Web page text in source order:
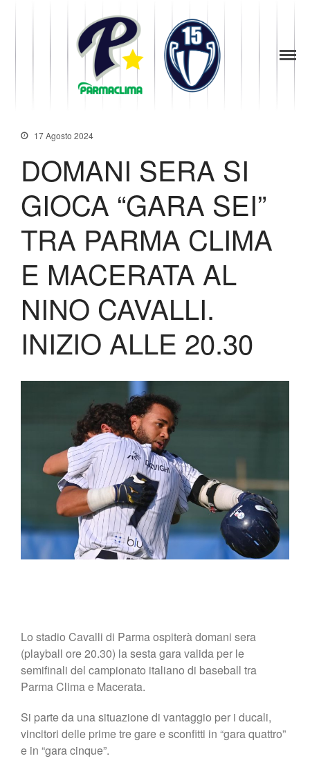
News
Storia
Palmares
Squadra
Partners
Contatti
Biglietteria
Shop
17 Agosto 2024
DOMANI SERA SI
GIOCA “GARA SEI”
TRA PARMA CLIMA
E MACERATA AL
NINO CAVALLI.
INIZIO ALLE 20.30
Lo stadio Cavalli di Parma ospiterà domani sera
(playball ore 20.30) la sesta gara valida per le
semifinali del campionato italiano di baseball tra
Parma Clima e Macerata.
Si parte da una situazione di vantaggio per i ducali,
vincitori delle prime tre gare e sconfitti in “gara quattro”
e in “gara cinque”.